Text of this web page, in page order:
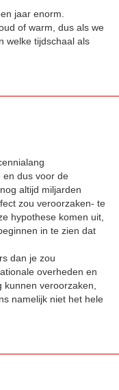
jaar enorm.
of warm, dus als we
welke tijdschaal als
en dus voor de
altijd miljarden
zou veroorzaken- te
hypothese komen uit,
in te zien dat
dan je zou
overheden en
veroorzaken,
namelijk niet het hele